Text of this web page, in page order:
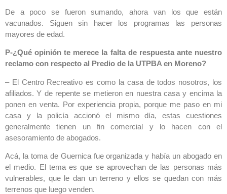
De a poco se fueron sumando, ahora van los que están
vacunados. Siguen sin hacer los programas las personas
mayores de edad.
P-¿Qué opinión te merece la falta de respuesta ante nuestro
reclamo con respecto al Predio de la UTPBA en Moreno?
– El Centro Recreativo es como la casa de todos nosotros, los
afiliados. Y de repente se metieron en nuestra casa y encima la
ponen en venta. Por experiencia propia, porque me paso en mi
casa y la policía accionó el mismo día, estas cuestiones
generalmente tienen un fin comercial y lo hacen con el
asesoramiento de abogados.
Acá, la toma de Guernica fue organizada y había un abogado en
el medio. El tema es que se aprovechan de las personas más
vulnerables, que le dan un terreno y ellos se quedan con más
terrenos que luego venden.